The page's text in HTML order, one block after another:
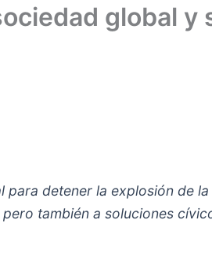
global
para detener la explosión de
también a soluciones